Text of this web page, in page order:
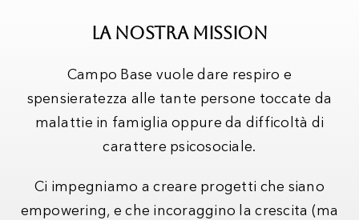
LA NOSTRA MISSION
Campo Base vuole dare respiro e
spensieratezza alle tante persone toccate da
malattie in famiglia oppure da difficoltà di
carattere psicosociale.
Ci impegniamo a creare progetti che siano
empowering, e che incoraggino la crescita (ma